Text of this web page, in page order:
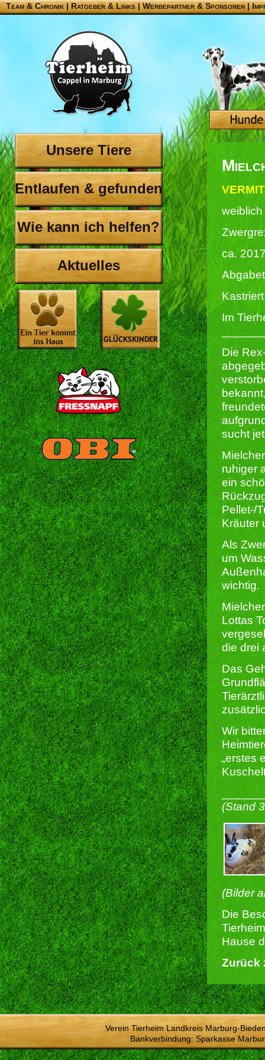
Team & Chronik |Ratgeber & Links|Werbepartner & Sponsoren|
Unsere Tiere
Entlaufen & gefunden
Wie kann ich helfen?
Aktuelles
weiblich
ca.
Im
Die
sucht
ruhiger
ein
Pellet-/
Kräuter
Als
um
wichtig.
Lottas
die drei
Das
Wir
„erstes
(Stand
(Bilder
Die
Hause
Zurück
Verein Tierheim Landkreis Marburg-
Bankverbindung: Sparkasse